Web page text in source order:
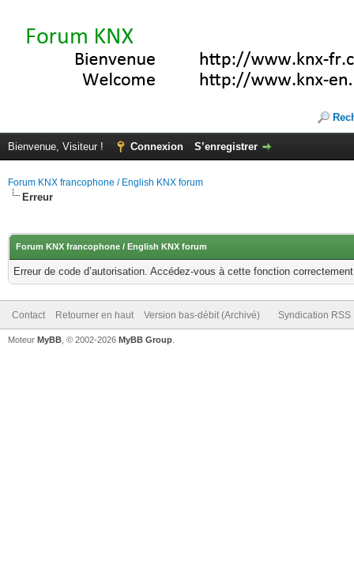
Bienvenue, Visiteur ! Connexion S’enregistrer
Forum KNX francophone / English KNX forum
Erreur
Forum KNX francophone / English KNX forum
Erreur de code d’autorisation. Accédez-vous à cette fonction
Contact Retourner en haut Version bas-débit (Archivé) Syndication RSS
Moteur MyBB , © 2002-2026 MyBB Group